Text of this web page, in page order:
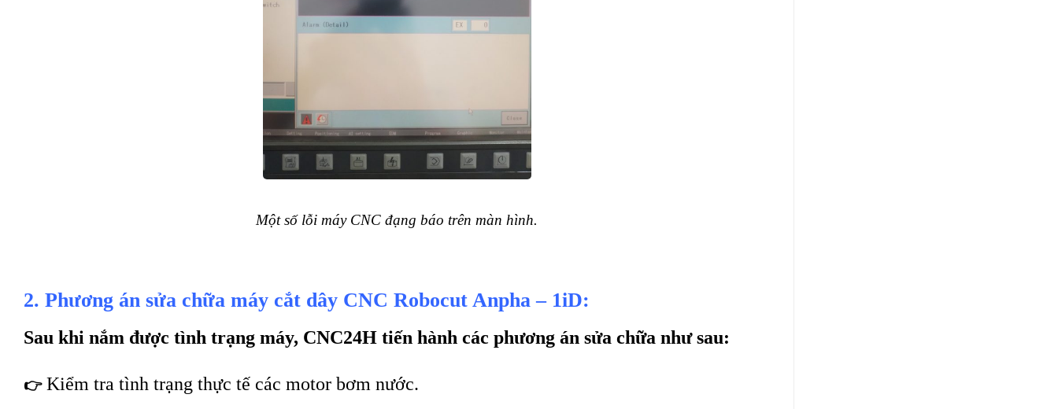
Một số lỗi máy CNC đạng báo trên màn hình.
2. Phương án sửa chữa máy cắt dây CNC Robocut Anpha – 1iD:
Sau khi nắm được tình trạng máy, CNC24H tiến hành các phương án sửa chữa như sau:
👉Kiểm tra tình trạng thực tế các motor bơm nước.